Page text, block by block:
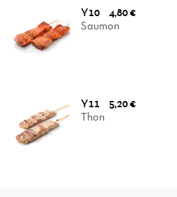
Y10
4,80 €
Saumon
Y11
5,20 €
Thon